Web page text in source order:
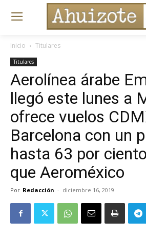
Inicio Titulares
Titulares
Aerolínea árabe
llegó este lunes a
ofrece vuelos
Barcelona con un
hasta 63 por
que Aeroméxico
Por Redacción - diciembre 16, 2019